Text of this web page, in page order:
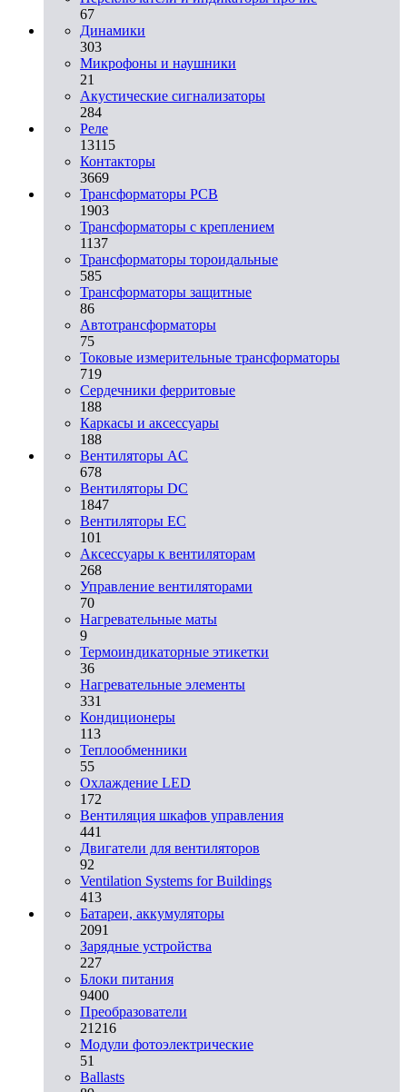
67
Динамики
303
Микрофоны и наушники
21
Акустические сигнализаторы
284
Реле
13115
Контакторы
3669
Трансформаторы PCB
1903
Трансформаторы с креплением
1137
Трансформаторы тороидальные
585
Трансформаторы защитные
86
Автотрансформаторы
75
Токовые измерительные трансформаторы
719
Сердечники ферритовые
188
Каркасы и аксессуары
188
Вентиляторы AC
678
Вентиляторы DC
1847
Вентиляторы EC
101
Аксессуары к вентиляторам
268
Управление вентиляторами
70
Нагревательные маты
9
Термоиндикаторные этикетки
36
Нагревательные элементы
331
Кондиционеры
113
Теплообменники
55
Охлаждение LED
172
Вентиляция шкафов управления
441
Двигатели для вентиляторов
92
Ventilation Systems for Buildings
413
Батареи, аккумуляторы
2091
Зарядные устройства
227
Блоки питания
9400
Преобразователи
21216
Модули фотоэлектрические
51
Ballasts